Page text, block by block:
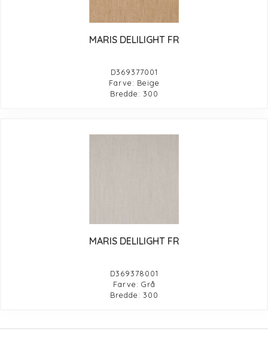
MARIS DELILIGHT FR
D369377001
Farve: Beige
Bredde: 300
MARIS DELILIGHT FR
D369378001
Farve: Grå
Bredde: 300